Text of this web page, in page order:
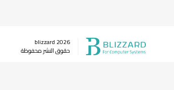
2026
blizzard
حقوق النشر محفوظة